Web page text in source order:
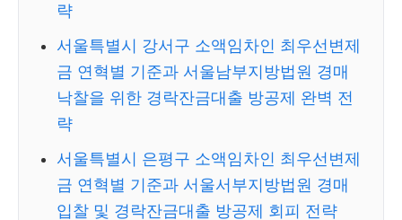
략
서울특별시 강서구 소액임차인 최우선변제
금 연혁별 기준과 서울남부지방법원 경매
낙찰을 위한 경락잔금대출 방공제 완벽 전
략
서울특별시 은평구 소액임차인 최우선변제
금 연혁별 기준과 서울서부지방법원 경매
입찰 및 경락잔금대출 방공제 회피 전략